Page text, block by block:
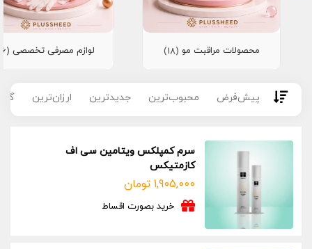
محصولات مراقبت مو (18) لوازم مصرفی تخصصی (16)
پیش‌فرض محبوب‌ترین جدیدترین ارزان‌ترین
سرم کمپلکس ویتامین سی اف
کازمتیکس
1,905,000 تومان
خرید بصورت اقساط